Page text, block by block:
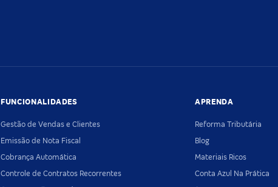
FUNCIONALIDADES
Gestão de Vendas e Clientes
Emissão de Nota Fiscal
Cobrança Automática
Controle de Contratos Recorrentes
APRENDA
Reforma Tributária
Blog
Materiais Ricos
Conta Azul Na Prática